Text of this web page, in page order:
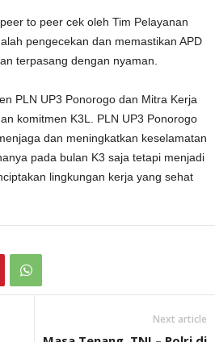
to peer cek oleh Tim Pelayanan
pengecekan dan memastikan APD
terpasang dengan nyaman.
PLN UP3 Ponorogo dan Mitra Kerja
komitmen K3L. PLN UP3 Ponorogo
dan meningkatkan keselamatan
pada bulan K3 saja tetapi menjadi
lingkungan kerja yang sehat
Next article